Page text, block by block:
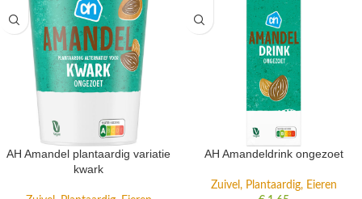
AH Amandel plantaardig variatie
kwark
AH Amandeldrink ongezoet
Zuivel, Plantaardig, Eieren